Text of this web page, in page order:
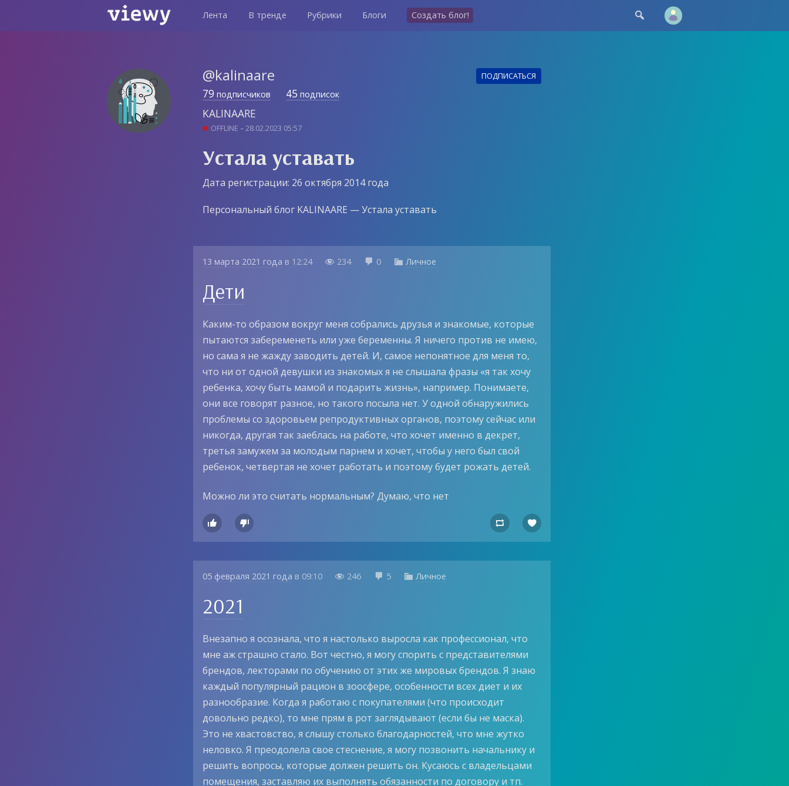
Лента В тренде Рубрики Блоги Создать блог! 
@kalinaare ПОДПИСАТЬСЯ
79 подписчиков 45 подписок
KALINAARE
OFFLINE – 28.02.2023 05:57
Устала уставать
Дата регистрации: 26 октября 2014 года
Персональный блог KALINAARE — Устала уставать
13 марта 2021 года в 12:24  234  0  Личное
Дети
Каким-то образом вокруг меня собрались друзья и знакомые, которые
пытаются забеременеть или уже беременны. Я ничего против не имею,
но сама я не жажду заводить детей. И, самое непонятное для меня то,
что ни от одной девушки из знакомых я не слышала фразы «я так хочу
ребенка, хочу быть мамой и подарить жизнь», например. Понимаете,
они все говорят разное, но такого посыла нет. У одной обнаружились
проблемы со здоровьем репродуктивных органов, поэтому сейчас или
никогда, другая так заеблась на работе, что хочет именно в декрет,
третья замужем за молодым парнем и хочет, чтобы у него был свой
ребенок, четвертая не хочет работать и поэтому будет рожать детей.
Можно ли это считать нормальным? Думаю, что нет
   
05 февраля 2021 года в 09:10  246  5  Личное
2021
Внезапно я осознала, что я настолько выросла как профессионал, что
мне аж страшно стало. Вот честно, я могу спорить с представителями
брендов, лекторами по обучению от этих же мировых брендов. Я знаю
каждый популярный рацион в зоосфере, особенности всех диет и их
разнообразие. Когда я работаю с покупателями (что происходит
довольно редко), то мне прям в рот заглядывают (если бы не маска).
Это не хвастовство, я слышу столько благодарностей, что мне жутко
неловко. Я преодолела свое стеснение, я могу позвонить начальнику и
решить вопросы, которые должен решить он. Кусаюсь с владельцами
помещения, заставляю их выполнять обязанности по договору и тп.